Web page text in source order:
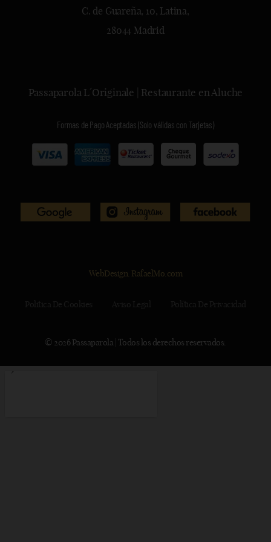
C. de Guareña, 10, Latina,
28044 Madrid
Passaparola L´Originale | Restaurante en Aluche
Formas de Pago Aceptadas (Solo válidas con Tarjetas)
WebDesign. RafaelMo.com
© 2026 Passaparola | Todos los derechos reservados.